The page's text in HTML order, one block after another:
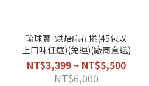
琉球寶-烘焙麻花捲(45包以
上口味任選)(免運)(廠商直送)
NT$3,399 ~ NT$5,500
NT$6,000